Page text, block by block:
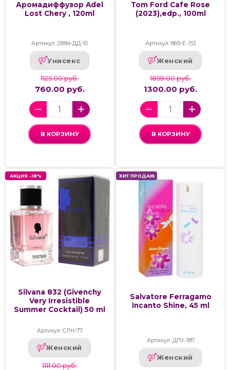
Аромадиффузор Adel
Lost Chery , 120ml
Артикул: 2В84-ДД-10
Унисекс
1125.00 руб.
760.00 руб.
В КОРЗИНУ
Tom Ford Cafe Rose
(2023),edp., 100ml
Артикул: 869-Е-153
Женский
1859.00 руб.
1300.00 руб.
В КОРЗИНУ
АКЦИЯ -18%
Silvana 832 (Givenchy
Very Irresistible
Summer Cocktail) 50 ml
Артикул: СЛН-77
Женский
1111.00 руб.
ХИТ ПРОДАЖ
Salvatore Ferragamo
Incanto Shine, 45 ml
Артикул: ДПУ-187
Женский